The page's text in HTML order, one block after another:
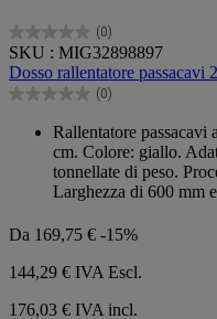
(0)
0.0
su
5
stelle.
SKU : MIG32898897
Dosso rallentatore passacavi
(0)
0.0
Rallentatore
cm. Colore: giallo.
tonnellate di peso.
Larghezza di 600 mm
Da 169,75 € -15%
144,29 € IVA Escl.
176,03 € IVA incl.